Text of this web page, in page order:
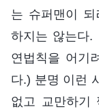
는 슈퍼맨이
하지는 않는다.
연법칙을 어기
다.) 분명 이런
없고 교만하기